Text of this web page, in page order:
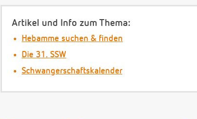
Artikel und Info zum Thema:
Hebamme suchen & finden
Die 31. SSW
Schwangerschaftskalender